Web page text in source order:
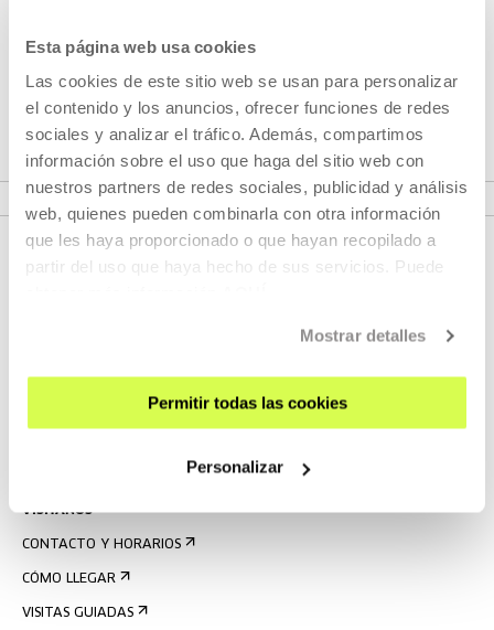
Esta página web usa cookies
Las cookies de este sitio web se usan para personalizar
el contenido y los anuncios, ofrecer funciones de redes
sociales y analizar el tráfico. Además, compartimos
información sobre el uso que haga del sitio web con
nuestros partners de redes sociales, publicidad y análisis
web, quienes pueden combinarla con otra información
que les haya proporcionado o que hayan recopilado a
partir del uso que haya hecho de sus servicios. Puede
Mostrar detalles
Permitir todas las cookies
Personalizar
AGENDA
Kameleoiak gara! Taller de arte. Standing
Here Wondering Which Way to Go
REGÍSTRATE AL BOLETÍN
VISÍTANOS
CONTACTO Y HORARIOS
CÓMO LLEGAR
VISITAS GUIADAS